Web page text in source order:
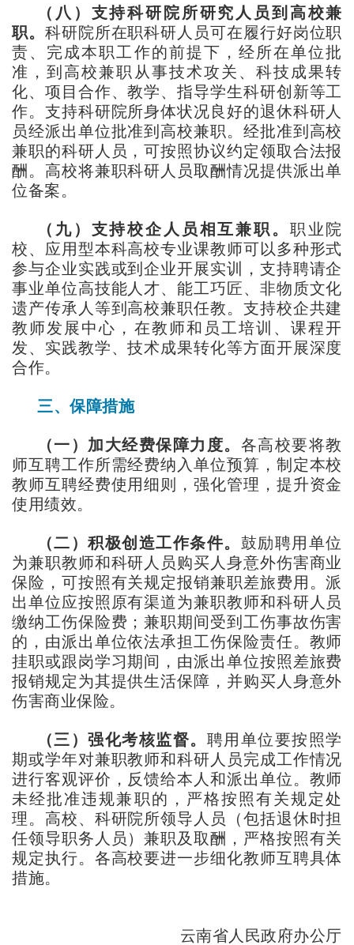
（八）支持科研院所研究人员到高校兼
职。 科研院所在职科研人员可在履行好岗位职
责、完成本职工作的前提下，经所在单位批
准，到高校兼职从事技术攻关、科技成果转
化、项目合作、教学、指导学生科研创新等工
作。支持科研院所身体状况良好的退休科研人
员经派出单位批准到高校兼职。经批准到高校
兼职的科研人员，可按照协议约定领取合法报
酬。高校将兼职科研人员取酬情况提供派出单
位备案。
（九）支持校企人员相互兼职。 职业院
校、应用型本科高校专业课教师可以多种形式
参与企业实践或到企业开展实训，支持聘请企
事业单位高技能人才、能工巧匠、非物质文化
遗产传承人等到高校兼职任教。支持校企共建
教师发展中心，在教师和员工培训、课程开
发、实践教学、技术成果转化等方面开展深度
合作。
三、保障措施
（一）加大经费保障力度。 各高校要将教
师互聘工作所需经费纳入单位预算，制定本校
教师互聘经费使用细则，强化管理，提升资金
使用绩效。
（二）积极创造工作条件。 鼓励聘用单位
为兼职教师和科研人员购买人身意外伤害商业
保险，可按照有关规定报销兼职差旅费用。派
出单位应按照原有渠道为兼职教师和科研人员
缴纳工伤保险费；兼职期间受到工伤事故伤害
的，由派出单位依法承担工伤保险责任。教师
挂职或跟岗学习期间，由派出单位按照差旅费
报销规定为其提供生活保障，并购买人身意外
伤害商业保险。
（三）强化考核监督。 聘用单位要按照学
期或学年对兼职教师和科研人员完成工作情况
进行客观评价，反馈给本人和派出单位。教师
未经批准违规兼职的，严格按照有关规定处
理。高校、科研院所领导人员（包括退休时担
任领导职务人员）兼职及取酬，严格按照有关
规定执行。各高校要进一步细化教师互聘具体
措施。
云南省人民政府办公厅